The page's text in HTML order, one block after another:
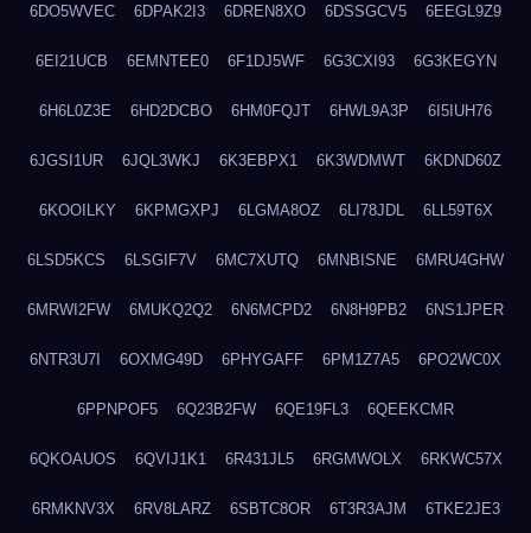
6DO5WVEC 6DPAK2I3 6DREN8XO 6DSSGCV5 6EEGL9Z9
6EI21UCB 6EMNTEE0 6F1DJ5WF 6G3CXI93 6G3KEGYN
6H6L0Z3E 6HD2DCBO 6HM0FQJT 6HWL9A3P 6I5IUH76
6JGSI1UR 6JQL3WKJ 6K3EBPX1 6K3WDMWT 6KDND60Z
6KOOILKY 6KPMGXPJ 6LGMA8OZ 6LI78JDL 6LL59T6X
6LSD5KCS 6LSGIF7V 6MC7XUTQ 6MNBISNE 6MRU4GHW
6MRWI2FW 6MUKQ2Q2 6N6MCPD2 6N8H9PB2 6NS1JPER
6NTR3U7I 6OXMG49D 6PHYGAFF 6PM1Z7A5 6PO2WC0X
6PPNPOF5 6Q23B2FW 6QE19FL3 6QEEKCMR
6QKOAUOS 6QVIJ1K1 6R431JL5 6RGMWOLX 6RKWC57X
6RMKNV3X 6RV8LARZ 6SBTC8OR 6T3R3AJM 6TKE2JE3